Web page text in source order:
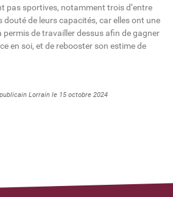
pas sportives, notamment trois d’entre
douté de leurs capacités, car elles ont une
de travailler dessus afin de gagner
en soi, et de rebooster son estime de
Lorrain le 15 octobre 2024